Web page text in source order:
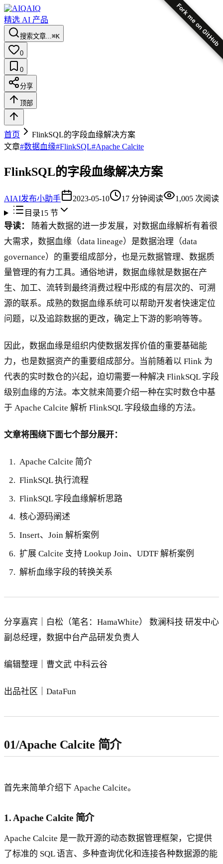
Fork me on GitHub
AIQ
精选 AI 产品
搜索文章...⌘K
0
0
分享
顶部
首页
FlinkSQL的字段血缘解决方案
文章#数据血缘#FlinkSQL#Apache Calcite
FlinkSQL的字段血缘解决方案
AIAI发布小助手 2023-05-10 17 分钟阅读 1,005 次阅读
目录15节
导读：
随着大数据的进一步发展，对数据血缘解析有着很
大需求，数据血缘（data lineage）是数据治理（data
governance）的重要组成部分，也是元数据管理、数据质
量管理的有力工具。通俗地讲，数据血缘就是数据在产
生、加工、流转到最终消费过程中形成的有层次的、可溯
源的联系。成熟的数据血缘系统可以帮助开发者快速定位
问题，以及追踪数据的更改，确定上下游的影响等等。
因此，数据血缘是组织内使数据发挥价值的重要基础能
力，也是数据资产的重要组成部分。当前随着以 Flink 为
代表的实时数仓的兴起，迫切需要一种解决 FlinkSQL 字段
级别血缘的方法。本文就来简要介绍一种在实时数仓中基
于 Apache Calcite 解析 FlinkSQL 字段级血缘的方法。
文章将围绕下面七个部分展开：
Apache Calcite 简介
FlinkSQL 执行流程
FlinkSQL 字段血缘解析思路
核心源码阐述
Insert、Join 解析案例
扩展 Calcite 支持 Lookup Join、UDTF 解析案例
解析血缘字段的转换关系
分享嘉宾｜白松（笔名：HamaWhite） 数澜科技 研发中心
副总经理，数据中台产品研发负责人
编辑整理｜曹文武 中科云谷
出品社区｜DataFun
01/Apache Calcite 简介
首先来简单介绍下 Apache Calcite。
1. Apache Calcite 简介
Apache Calcite 是一款开源的动态数据管理框架，它提供
了标准的 SQL 语言、多种查询优化和连接各种数据源的能